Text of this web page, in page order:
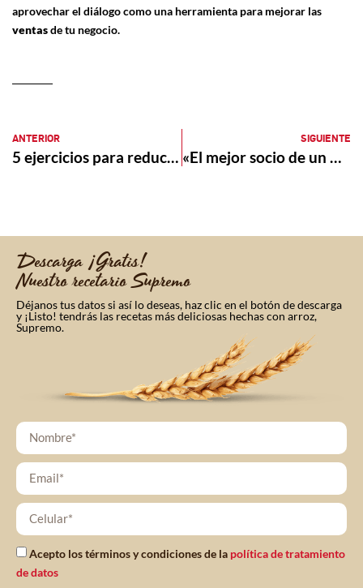
aprovechar el diálogo como una herramienta para mejorar las
ventasde tu negocio.
ANTERIOR
5 ejercicios para reducir el estrés y la ansiedad
SIGUIENTE
«El mejor socio de un mercado es el proveedor»: Orlando Pinilla, Gerente Comercial de Mercado Zapatoca
Descarga ¡Gratis!
Nuestro recetario Supremo
Déjanos tus datos si así lo deseas, haz clic en el botón de descarga
y ¡Listo! tendrás las recetas más deliciosas hechas con arroz,
Supremo.
Acepto los términos y condiciones de la política de tratamiento
de datos